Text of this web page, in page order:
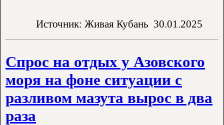
Источник: Живая Кубань 30.01.2025
Спрос на отдых у Азовского
моря на фоне ситуации с
разливом мазута вырос в два
раза